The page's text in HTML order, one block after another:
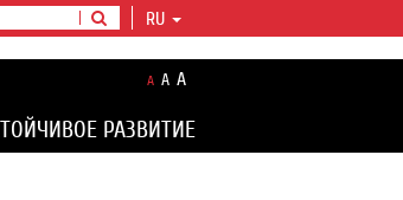
RU
A A A
РАЗВИТИЕ